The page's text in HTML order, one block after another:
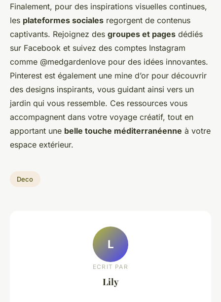
Finalement, pour des inspirations visuelles continues,
les plateformes sociales regorgent de contenus
captivants. Rejoignez des groupes et pages dédiés
sur Facebook et suivez des comptes Instagram
comme @medgardenlove pour des idées innovantes.
Pinterest est également une mine d’or pour découvrir
des designs inspirants, vous guidant ainsi vers un
jardin qui vous ressemble. Ces ressources vous
accompagnent dans votre voyage créatif, tout en
apportant une belle touche méditerranéenne à votre
espace extérieur.
Deco
L
ECRIT PAR
Lily